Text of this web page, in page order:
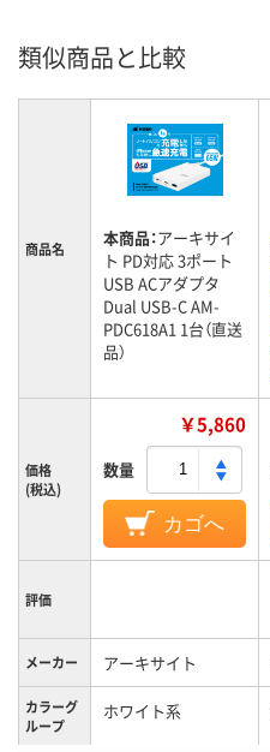
類似商品と比較
商品名 本商品：アーキサイ
ト PD対応 3ポート
USB ACアダプタ
Dual USB-C AM-
PDC618A1 1台（直送
品）
価格
(税込)
￥5,860
数量
カゴへ
評価
メーカー アーキサイト
カラーグ
ループ
ホワイト系